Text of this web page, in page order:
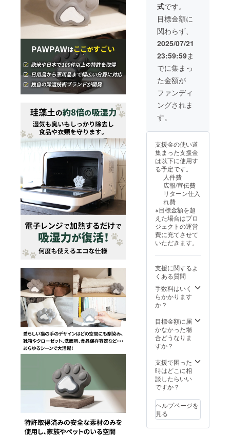
式です。
目標金額に
関わらず、
2025/07/21
23:59:59ま
でに集まっ
た金額が
ファンディ
ングされま
す。
支援金の使い道
集まった支援金
は以下に使用す
る予定です。
人件費
広報/宣伝費
リターン仕入
れ費
※目標金額を超
えた場合はプロ
ジェクトの運営
費に充てさせて
いただきます。
支援に関するよ
くある質問
手数料はいく
らかかります
か？
目標金額に届
かなかった場
合どうなりま
すか？
支援で困った
時はどこに相
談したらいい
ですか？
ヘルプページを
見る